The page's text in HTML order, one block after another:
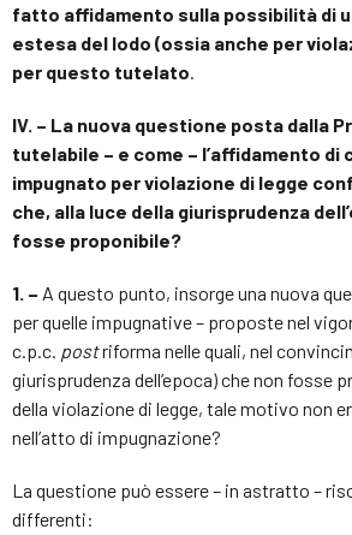
fatto affidamento sulla possibilità di
estesa del lodo (ossia anche per
per questo tutelato.
IV. – La nuova questione posta dalla
tutelabile – e come – l’affidamento di
impugnato per violazione di legge
che, alla luce della giurisprudenza
fosse proponibile?
1. – A questo punto, insorge una nuova
per quelle impugnative – proposte nel
c.p.c. postriforma nelle quali, nel
giurisprudenza dell’epoca) che non fosse
della violazione di legge, tale motivo non
nell’atto di impugnazione?
La questione può essere – in astratto –
differenti: